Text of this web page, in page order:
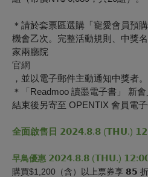
＊請於套票區選購「寵愛會員預
機會乙次。完整活動規則、中獎
家兩廳院
官網
，並以電子郵件主動通知中獎者。
＊「Readmoo 讀墨電子書」 新
結束後另寄至 OPENTIX 會員電子
全面啟售日 𝟮𝟬𝟮𝟰.𝟴.𝟴 (𝗧𝗛𝗨.)
早鳥優惠 𝟮𝟬𝟮𝟰.𝟴.𝟴 (𝗧𝗛𝗨.)
購買$1,200（含）以上票券享 𝟴𝟱 折